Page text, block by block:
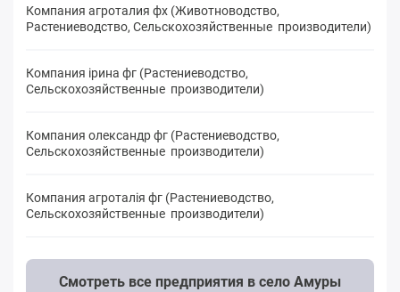
Компания агроталия фх (Животноводство,
Растениеводство, Сельскохозяйственные производители)
Компания ірина фг (Растениеводство,
Сельскохозяйственные производители)
Компания олександр фг (Растениеводство,
Сельскохозяйственные производители)
Компания агроталія фг (Растениеводство,
Сельскохозяйственные производители)
Смотреть все предприятия в село Амуры